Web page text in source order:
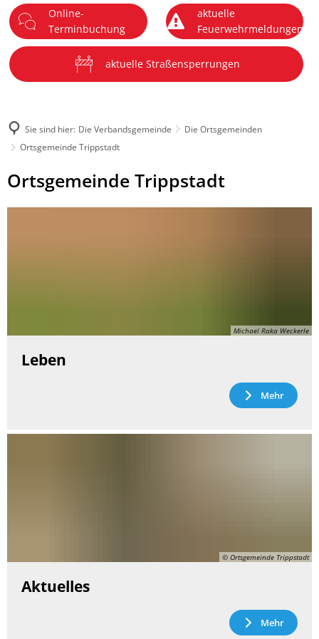
Menü
Online-
Terminbuchung
aktuelle
Feuerwehrmeldungen
aktuelle Straßensperrungen
Sie sind hier: Die Verbandsgemeinde
Die Ortsgemeinden
Ortsgemeinde Trippstadt
Ortsgemeinde
Trippstadt
Ortsgemeinde Trippstadt
Michael Raka Weckerle
Leben
Mehr
© Ortsgemeinde Trippstadt
Aktuelles
Mehr